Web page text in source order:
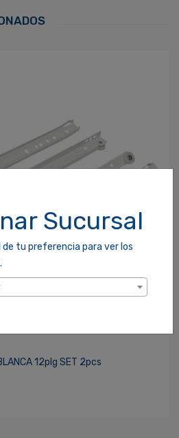
Sucursal
tu preferencia para ver los
ACCEDER
12plg SET 2pcs